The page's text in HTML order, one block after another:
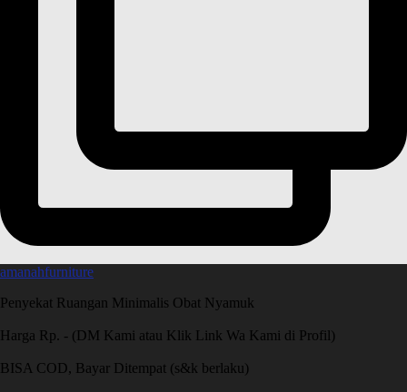
amanahfurniture
Penyekat Ruangan Minimalis Obat Nyamuk
Harga Rp. - (DM Kami atau Klik Link Wa Kami di Profil)
BISA COD, Bayar Ditempat (s&k berlaku)